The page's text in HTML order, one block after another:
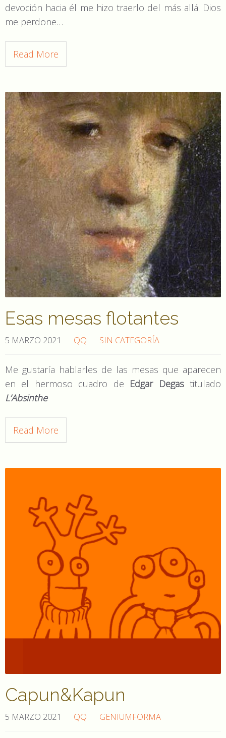
devoción hacia él me hizo traerlo del más allá. Dios
me perdone…
Read More
Esas mesas flotantes
5 MARZO 2021 QQ SIN CATEGORÍA
Me gustaría hablarles de las mesas que aparecen
en el hermoso cuadro de Edgar Degastitulado
L’Absinthe
Read More
Capun&Kapun
5 MARZO 2021 QQ GENIUMFORMA